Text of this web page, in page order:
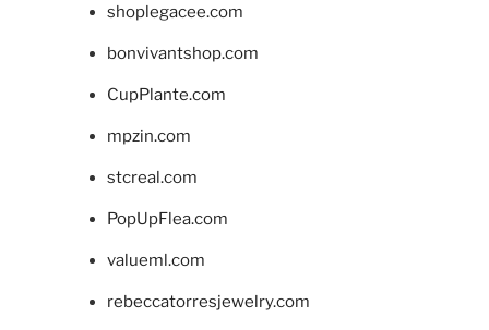
shoplegacee.com
bonvivantshop.com
CupPlante.com
mpzin.com
stcreal.com
PopUpFlea.com
valueml.com
rebeccatorresjewelry.com